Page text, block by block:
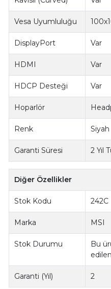
Vesa Uyumluluğu
DisplayPort Var
HDMI Var
HDCP Desteği Var
Hoparlör
Renk Siyah
Garanti Süresi 2 Yıl
Diğer Özellikler
Stok Kodu 242C
Marka MSI
Stok Durumu
Bu
Garanti (Yıl) 2